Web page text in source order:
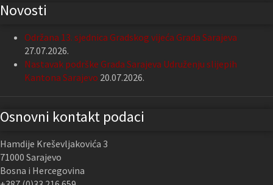
Novosti
Održana 13. sjednica Gradskog vijeća Grada Sarajeva
27.07.2026.
Nastavak podrške Grada Sarajeva Udruženju slijepih
Kantona Sarajevo 20.07.2026.
Osnovni kontakt podaci
Hamdije Kreševljakovića 3
71000 Sarajevo
Bosna i Hercegovina